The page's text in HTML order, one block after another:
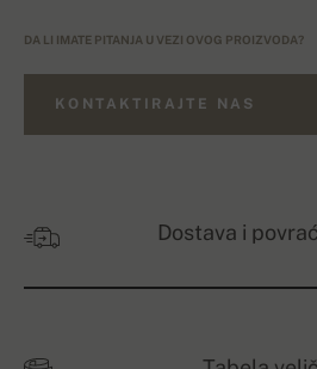
DA LI IMATE PITANJA U VEZI OVOG PROIZVODA?
KONTAKTIRAJTE NAS
Dostava i